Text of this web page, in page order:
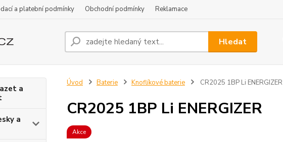
a platební podmínky Obchodní podmínky Reklamace
Hledat
a
a
Úvod Baterie Knoflíkové baterie CR2025 1BP Li ENERGIZER
CR2025 1BP Li ENERGIZER
Akce